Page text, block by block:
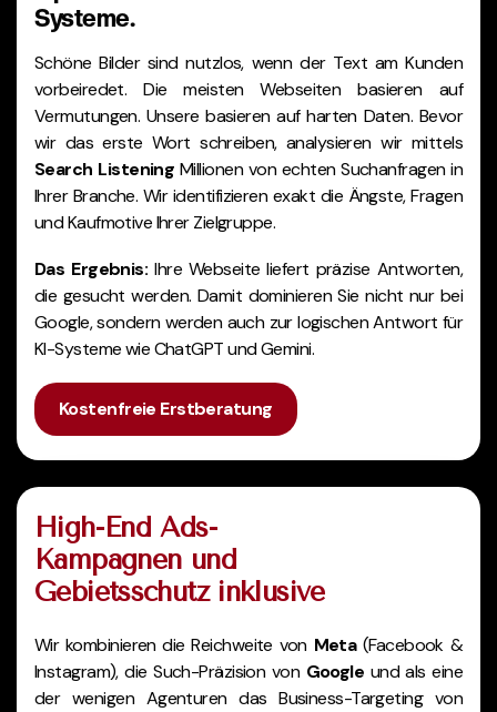
Systeme.
Schöne Bilder sind nutzlos, wenn der Text am Kunden
vorbeiredet. Die meisten Webseiten basieren auf
Vermutungen. Unsere basieren auf harten Daten. Bevor
wir das erste Wort schreiben, analysieren wir mittels
Search Listening Millionen von echten Suchanfragen in
Ihrer Branche. Wir identifizieren exakt die Ängste, Fragen
und Kaufmotive Ihrer Zielgruppe.
Das Ergebnis: Ihre Webseite liefert präzise Antworten,
die gesucht werden. Damit dominieren Sie nicht nur bei
Google, sondern werden auch zur logischen Antwort für
KI-Systeme wie ChatGPT und Gemini.
Kostenfreie Erstberatung
High-End Ads-
Kampagnen und
Gebietsschutz inklusive
Wir kombinieren die Reichweite von Meta(Facebook &
Instagram), die Such-Präzision von Google und als eine
der wenigen Agenturen das Business-Targeting von